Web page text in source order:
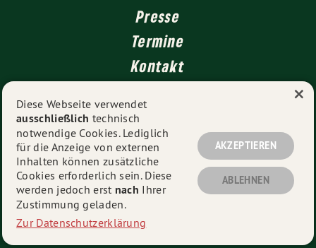
Presse
Termine
Kontakt
Impressum
Datenschutz
© 2026Tina Winklmann MdB - Alle Rechte vorbehalten.
Diese Webseite verwendet
ausschließlich technisch
notwendige Cookies. Lediglich
für die Anzeige von externen
Inhalten können zusätzliche
Cookies erforderlich sein. Diese
werden jedoch erst nach Ihrer
Zustimmung geladen.
Zur Datenschutzerklärung
AKZEPTIEREN
ABLEHNEN
×